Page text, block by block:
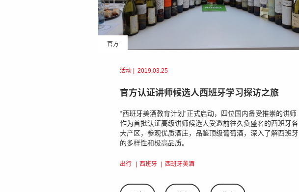
官方
活动| 2019.03.25
官方认证讲师候选人西班牙学习探访之旅
“西班牙美酒教育计划”正式启动，四位国内备受推崇的讲师
作为首批认证高级讲师候选人受邀前往久负盛名的西班牙各
大产区，参观优质酒庄，品鉴顶级葡萄酒，深入了解西班牙
的多样性和极高品质。
出行 西班牙 西班牙美酒